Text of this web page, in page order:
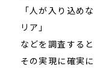
「人が入り込め
リア」
などを調査する
その実現に確実